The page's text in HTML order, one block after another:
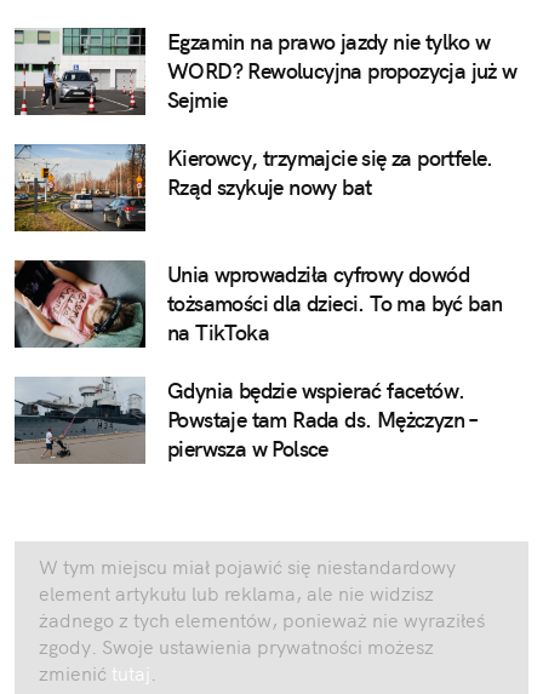
Egzamin na prawo jazdy nie tylko w
WORD? Rewolucyjna propozycja już w
Sejmie
Kierowcy, trzymajcie się za portfele.
Rząd szykuje nowy bat
Unia wprowadziła cyfrowy dowód
tożsamości dla dzieci. To ma być ban
na TikToka
Gdynia będzie wspierać facetów.
Powstaje tam Rada ds. Mężczyzn –
pierwsza w Polsce
W tym miejscu miał pojawić się niestandardowy
element artykułu lub reklama, ale nie widzisz
żadnego z tych elementów, ponieważ nie wyraziłeś
zgody. Swoje ustawienia prywatności możesz
zmienić tutaj .